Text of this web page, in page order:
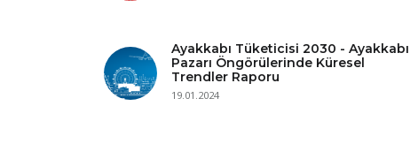
Ayakkabı Tüketicisi 2030 - Ayakkabı
Pazarı Öngörülerinde Küresel
Trendler Raporu
19.01.2024